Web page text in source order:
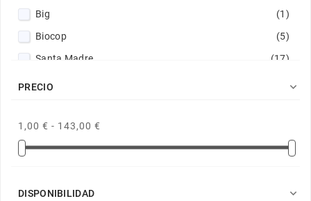
Big
(1)
Biocop
(5)
Santa Madre
(17)
PRECIO 
1,00 € - 143,00 €
DISPONIBILIDAD 